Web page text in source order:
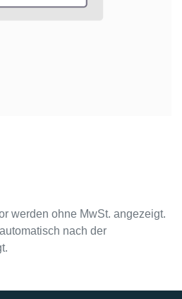
werden ohne MwSt. angezeigt.
nach der